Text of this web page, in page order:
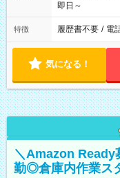
即日～
特徴 履歴書不要 / 電
気になる！
＼Amazon
勤◎倉庫内作業ス